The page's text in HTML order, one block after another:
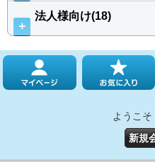
＋
法人様向け(18)
ようこ
新規